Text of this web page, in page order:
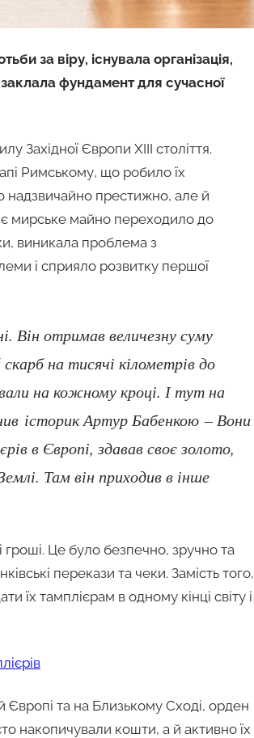
за віру, існувала організація,
фундамент для сучасної
Західної Європи XIII століття.
Римському, що робило їх
надзвичайно престижно, але й
мирське майно переходило до
виникала проблема з
і сприяло розвитку першої
Він отримав величезну суму
на тисячі кілометрів до
на кожному кроці. І тут на
історик Артур Бабенкою – Вони
в Європі, здавав своє золото,
Там він приходив в інше
Це було безпечно, зручно та
перекази та чеки. Замість того,
їх тамплієрам в одному кінці світу і
Європі та на Близькому Сході, орден
накопичували кошти, а й активно їх